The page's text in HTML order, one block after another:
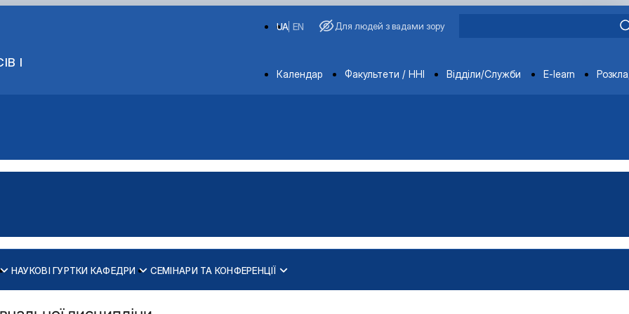
І
EN
UA Для людей з вадами зору
Departments
Календар Факультети / ННІ Відділи/Служби E-learn
виробниц…
2024-2025
НАУКОВІ ГУРТКИ КАФЕДРИ СЕМІНАРИ ТА КОНФЕРЕНЦІЇ
СИСТЕМ"